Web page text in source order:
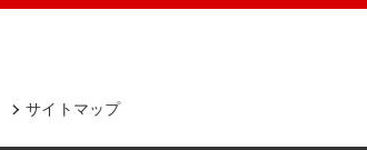
サイトマップ